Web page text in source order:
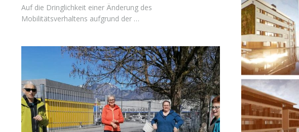
Auf die Dringlichkeit einer Änderung des
Mobilitätsverhaltens aufgrund der …